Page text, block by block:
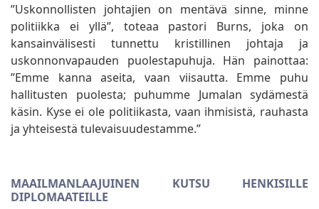
”Uskonnollisten johtajien on mentävä sinne, minne
politiikka ei yllä”, toteaa pastori Burns, joka on
kansainvälisesti tunnettu kristillinen johtaja ja
uskonnonvapauden puolestapuhuja. Hän painottaa:
”Emme kanna aseita, vaan viisautta. Emme puhu
hallitusten puolesta; puhumme Jumalan sydämestä
käsin. Kyse ei ole politiikasta, vaan ihmisistä, rauhasta
ja yhteisestä tulevaisuudestamme.”
MAAILMANLAAJUINEN KUTSU HENKISILLE
DIPLOMAATEILLE